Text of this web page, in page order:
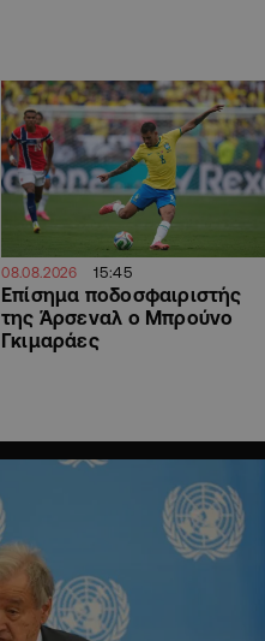
08.08.2026 15:45
Επίσημα ποδοσφαιριστής
της Άρσεναλ ο Μπρούνο
Γκιμαράες